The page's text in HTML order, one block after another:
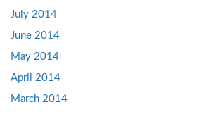
July 2014
June 2014
May 2014
April 2014
March 2014